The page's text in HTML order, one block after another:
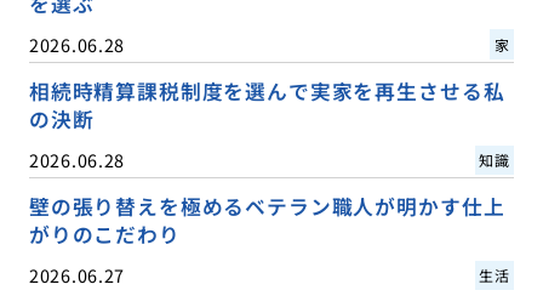
2026.06.28 家
相続時精算課税制度を選んで実家を再生させる私
の決断
2026.06.28 知識
壁の張り替えを極めるベテラン職人が明かす仕上
がりのこだわり
2026.06.27 生活